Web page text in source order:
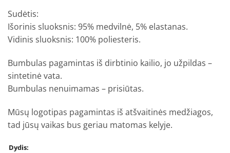
Sudėtis:
Išorinis sluoksnis: 95% medvilnė, 5% elastanas.
Vidinis sluoksnis: 100% poliesteris.
Bumbulas pagamintas iš dirbtinio kailio, jo užpildas –
sintetinė vata.
Bumbulas nenuimamas – prisiūtas.
Mūsų logotipas pagamintas iš atšvaitinės medžiagos,
tad jūsų vaikas bus geriau matomas kelyje.
Dydis: